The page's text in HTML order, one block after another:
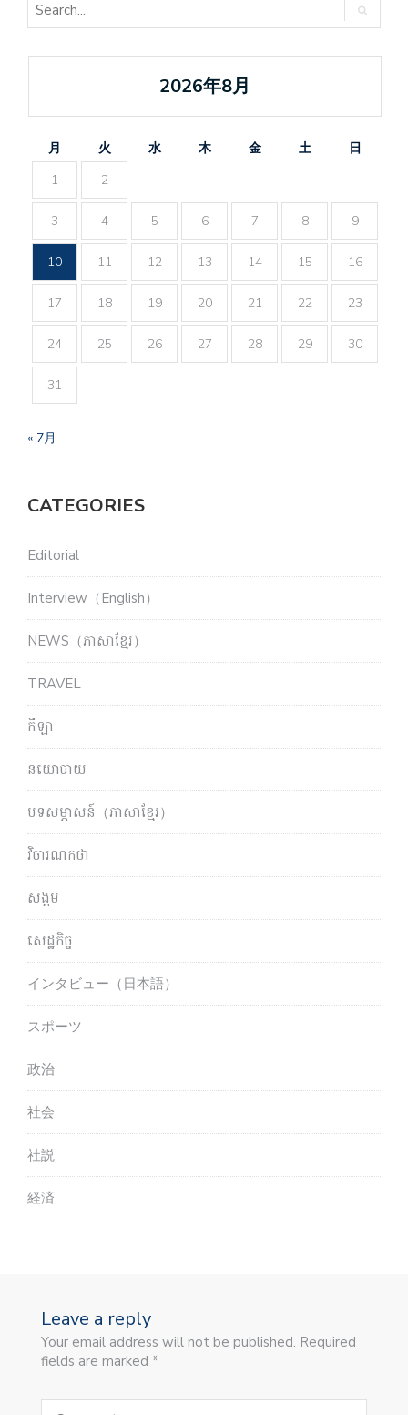
2026年8月
月 火 水 木 金 土
日
1
2
3 4 5 6 7 8 9
10 11 12 13 14 15 16
17 18 19 20 21 22 23
24 25 26 27 28 29 30
31
« 7月
CATEGORIES
Editorial
Interview（English）
NEWS（ភាសាខ្មែរ）
TRAVEL
កីឡា
នយោបាយ
បទសម្ភាសន៍（ភាសាខ្មែរ）
វិចារណកថា
សង្គម
សេដ្ឋកិច្ច
インタビュー（日本語）
スポーツ
政治
社会
社説
経済
Leave a reply
Your email address will not be published. Required
fields are marked *